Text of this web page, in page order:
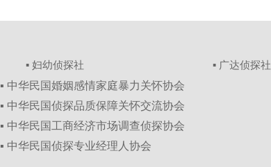
▪ 妇幼侦探社 ▪ 广达侦探社
▪ 中华民国婚姻感情家庭暴力关怀协会
▪ 中华民国侦探品质保障关怀交流协会
▪ 中华民国工商经济市场调查侦探协会
▪ 中华民国侦探专业经理人协会